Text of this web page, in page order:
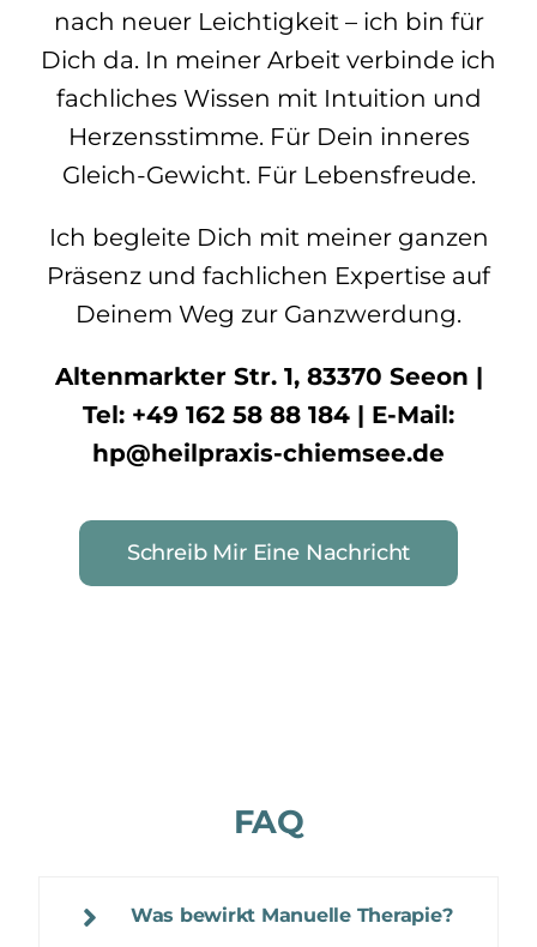
nach neuer Leichtigkeit – ich bin für
Dich da. In meiner Arbeit verbinde ich
fachliches Wissen mit Intuition und
Herzensstimme. Für Dein inneres
Gleich-Gewicht. Für Lebensfreude.
Ich begleite Dich mit meiner ganzen
Präsenz und fachlichen Expertise auf
Deinem Weg zur Ganzwerdung.
Altenmarkter Str. 1, 83370 Seeon |
Tel: +49 162 58 88 184 | E-Mail:
hp@heilpraxis-chiemsee.de
Schreib Mir Eine Nachricht
FAQ
Was bewirkt Manuelle Therapie?